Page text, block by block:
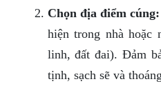
Chọn địa điểm cúng:
hiện trong nhà hoặc
linh, đất đai). Đảm
tịnh, sạch sẽ và